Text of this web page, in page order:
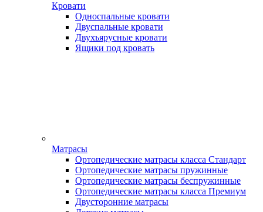
Кровати
Односпальные кровати
Двуспальные кровати
Двухъярусные кровати
Ящики под кровать
Матрасы
Ортопедические матрасы класса Стандарт
Ортопедические матрасы пружинные
Ортопедические матрасы беспружинные
Ортопедические матрасы класса Премиум
Двусторонние матрасы